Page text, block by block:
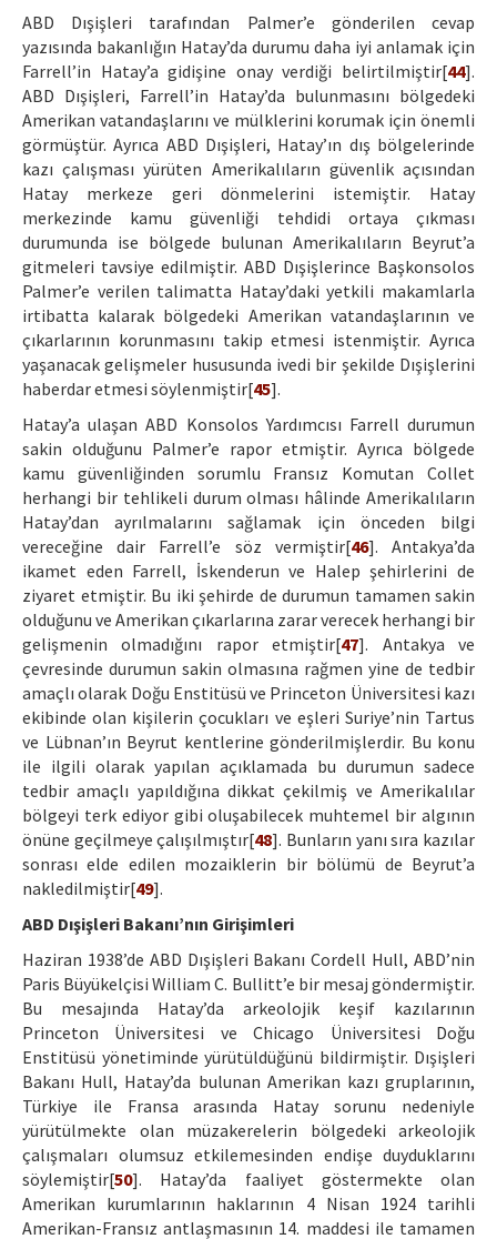
ABD Dışişleri tarafından Palmer’e gönderilen cevap
yazısında bakanlığın Hatay’da durumu daha iyi anlamak için
Farrell’in Hatay’a gidişine onay verdiği belirtilmiştir[44].
ABD Dışişleri, Farrell’in Hatay’da bulunmasını bölgedeki
Amerikan vatandaşlarını ve mülklerini korumak için önemli
görmüştür. Ayrıca ABD Dışişleri, Hatay’ın dış bölgelerinde
kazı çalışması yürüten Amerikalıların güvenlik açısından
Hatay merkeze geri dönmelerini istemiştir. Hatay
merkezinde kamu güvenliği tehdidi ortaya çıkması
durumunda ise bölgede bulunan Amerikalıların Beyrut’a
gitmeleri tavsiye edilmiştir. ABD Dışişlerince Başkonsolos
Palmer’e verilen talimatta Hatay’daki yetkili makamlarla
irtibatta kalarak bölgedeki Amerikan vatandaşlarının ve
çıkarlarının korunmasını takip etmesi istenmiştir. Ayrıca
yaşanacak gelişmeler hususunda ivedi bir şekilde Dışişlerini
haberdar etmesi söylenmiştir[45].
Hatay’a ulaşan ABD Konsolos Yardımcısı Farrell durumun
sakin olduğunu Palmer’e rapor etmiştir. Ayrıca bölgede
kamu güvenliğinden sorumlu Fransız Komutan Collet
herhangi bir tehlikeli durum olması hâlinde Amerikalıların
Hatay’dan ayrılmalarını sağlamak için önceden bilgi
vereceğine dair Farrell’e söz vermiştir[46]. Antakya’da
ikamet eden Farrell, İskenderun ve Halep şehirlerini de
ziyaret etmiştir. Bu iki şehirde de durumun tamamen sakin
olduğunu ve Amerikan çıkarlarına zarar verecek herhangi bir
gelişmenin olmadığını rapor etmiştir[47]. Antakya ve
çevresinde durumun sakin olmasına rağmen yine de tedbir
amaçlı olarak Doğu Enstitüsü ve Princeton Üniversitesi kazı
ekibinde olan kişilerin çocukları ve eşleri Suriye’nin Tartus
ve Lübnan’ın Beyrut kentlerine gönderilmişlerdir. Bu konu
ile ilgili olarak yapılan açıklamada bu durumun sadece
tedbir amaçlı yapıldığına dikkat çekilmiş ve Amerikalılar
bölgeyi terk ediyor gibi oluşabilecek muhtemel bir algının
önüne geçilmeye çalışılmıştır[48]. Bunların yanı sıra kazılar
sonrası elde edilen mozaiklerin bir bölümü de Beyrut’a
nakledilmiştir[49].
ABD Dışişleri Bakanı’nın Girişimleri
Haziran 1938’de ABD Dışişleri Bakanı Cordell Hull, ABD’nin
Paris Büyükelçisi William C. Bullitt’e bir mesaj göndermiştir.
Bu mesajında Hatay’da arkeolojik keşif kazılarının
Princeton Üniversitesi ve Chicago Üniversitesi Doğu
Enstitüsü yönetiminde yürütüldüğünü bildirmiştir. Dışişleri
Bakanı Hull, Hatay’da bulunan Amerikan kazı gruplarının,
Türkiye ile Fransa arasında Hatay sorunu nedeniyle
yürütülmekte olan müzakerelerin bölgedeki arkeolojik
çalışmaları olumsuz etkilemesinden endişe duyduklarını
söylemiştir[50]. Hatay’da faaliyet göstermekte olan
Amerikan kurumlarının haklarının 4 Nisan 1924 tarihli
Amerikan-Fransız antlaşmasının 14. maddesi ile tamamen